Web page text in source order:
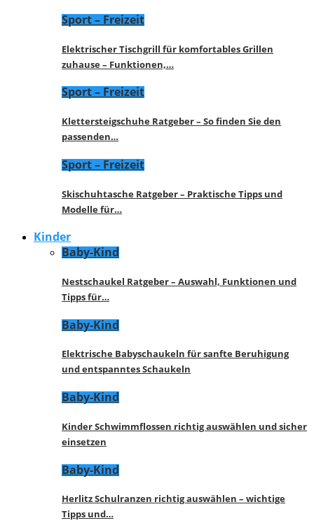
Sport – Freizeit
Elektrischer Tischgrill für komfortables Grillen
zuhause – Funktionen,…
Sport – Freizeit
Klettersteigschuhe Ratgeber – So finden Sie den
passenden…
Sport – Freizeit
Skischuhtasche Ratgeber – Praktische Tipps und
Modelle für…
Kinder
Baby-Kind
Nestschaukel Ratgeber – Auswahl, Funktionen und
Tipps für…
Baby-Kind
Elektrische Babyschaukeln für sanfte Beruhigung
und entspanntes Schaukeln
Baby-Kind
Kinder Schwimmflossen richtig auswählen und sicher
einsetzen
Baby-Kind
Herlitz Schulranzen richtig auswählen – wichtige
Tipps und…